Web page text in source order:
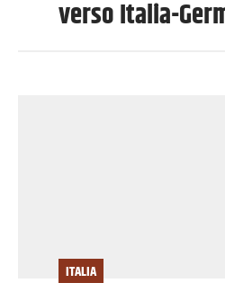
verso Italia-
ITALIA